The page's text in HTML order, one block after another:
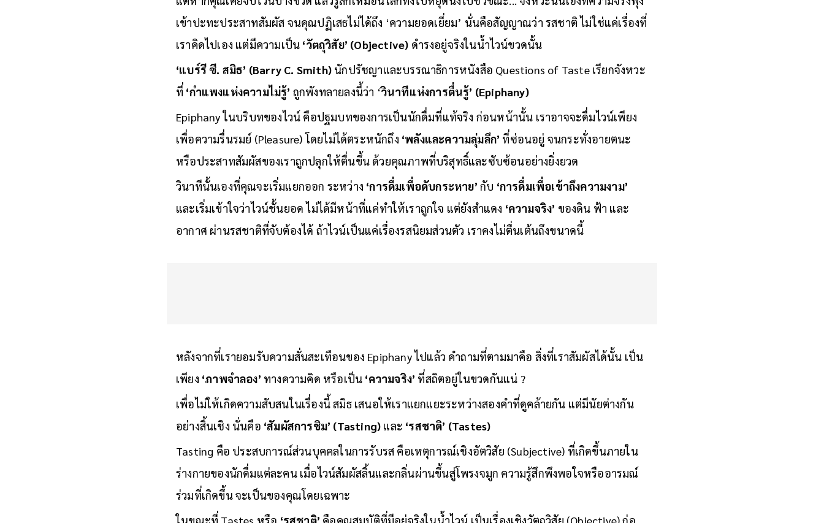
แต่หากคุณเคยจิบไวน์บางขวด แล้วรู้สึกเหมือนโลกทั้งใบหยุดนิ่งไปชั่วขณะ... จังหวะนั้นเองที่ความจริงพุ่ง
เข้าปะทะประสาทสัมผัส จนคุณปฏิเสธไม่ได้ถึง ‘ความยอดเยี่ยม’ นั่นคือสัญญาณว่า รสชาติ ไม่ใช่แค่เรื่องที่
เราคิดไปเอง แต่มีความเป็น ‘วัตถุวิสัย’ (Objective)ดำรงอยู่จริงในน้ำไวน์ขวดนั้น
‘แบร์รี ซี. สมิธ’ (Barry C. Smith)นักปรัชญาและบรรณาธิการหนังสือ Questions of Taste เรียกจังหวะ
ที่ ‘กำแพงแห่งความไม่รู้’ถูกพังทลายลงนี้ว่า ‘วินาทีแห่งการตื่นรู้’ (Epiphany)
Epiphany ในบริบทของไวน์ คือปฐมบทของการเป็นนักดื่มที่แท้จริง ก่อนหน้านั้น เราอาจจะดื่มไวน์เพียง
เพื่อความรื่นรมย์ (Pleasure) โดยไม่ได้ตระหนักถึง‘พลังและความลุ่มลึก’ที่ซ่อนอยู่ จนกระทั่งอายตนะ
หรือประสาทสัมผัสของเราถูกปลุกให้ตื่นขึ้น ด้วยคุณภาพที่บริสุทธิ์และซับซ้อนอย่างยิ่งยวด
วินาทีนั้นเองที่คุณจะเริ่มแยกออก ระหว่าง‘การดื่มเพื่อดับกระหาย’กับ‘การดื่มเพื่อเข้าถึงความงาม’
และเริ่มเข้าใจว่าไวน์ชั้นยอด ไม่ได้มีหน้าที่แค่ทำให้เราถูกใจ แต่ยังสำแดง‘ความจริง’ของดิน ฟ้า และ
หลังจากที่เรายอมรับความสั่นสะเทือนของ Epiphany ไปแล้ว คำถามที่ตามมาคือ สิ่งที่เราสัมผัสได้นั้น เป็น
เพียง‘ภาพจำลอง’ทางความคิด หรือเป็น‘ความจริง’ที่สถิตอยู่ในขวดกันแน่ ?
เพื่อไม่ให้เกิดความสับสนในเรื่องนี้ สมิธ เสนอให้เราแยกแยะระหว่างสองคำที่ดูคล้ายกัน แต่มีนัยต่างกัน
อย่างสิ้นเชิง นั่นคือ‘สัมผัสการชิม’ (Tasting)และ‘รสชาติ’ (Tastes)
Tasting คือ ประสบการณ์ส่วนบุคคลในการรับรส คือเหตุการณ์เชิงอัตวิสัย (Subjective) ที่เกิดขึ้นภายใน
ร่างกายของนักดื่มแต่ละคน เมื่อไวน์สัมผัสลิ้นและกลิ่นผ่านขึ้นสู่โพรงจมูก ความรู้สึกพึงพอใจหรืออารมณ์
ร่วมที่เกิดขึ้น จะเป็นของคุณโดยเฉพาะ